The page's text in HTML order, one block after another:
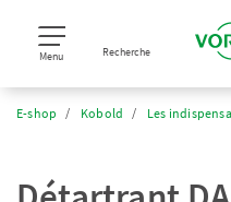
Menu Recherche
E-shop Kobold Les